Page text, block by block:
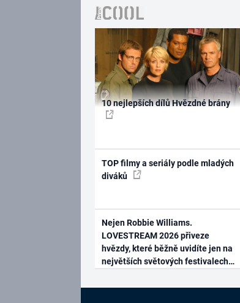
10 nejlepších dílů Hvězdné brány
TOP filmy a seriály podle mladých
diváků
Nejen Robbie Williams.
LOVESTREAM 2026 přiveze
hvězdy, které běžně uvidíte jen na
největších světových festivalech